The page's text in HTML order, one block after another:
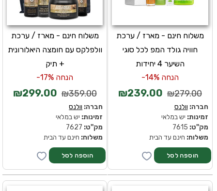
משלוח חינם - מארז / ערכת
וולפלקס עם חומצה היאלורונית
+ תיק
הנחה 17%-
₪359.00
₪299.00
חברה: וולנס
זמינות: יש במלאי
מק''ט:
משלוח: חינם עד הבית
משלוח חינם - מארז / ערכת
חוויה גולד המפ לכל סוגי
השיער 4 יחידות
הנחה 14%-
₪279.00
₪239.00
חברה: וולנס
זמינות: יש במלאי
מק''ט:
משלוח: חינם עד הבית